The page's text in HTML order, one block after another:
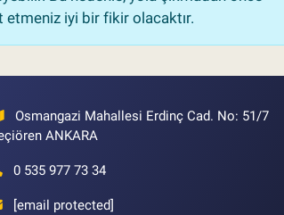
etmeniz iyi bir fikir olacaktır.
Osmangazi Mahallesi Erdinç Cad. No: 51/7
ANKARA
0 535 977 73 34
[email protected]